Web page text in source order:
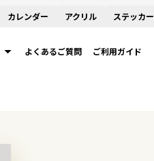
カレンダー アクリル ステッカー
よくあるご質問 ご利用ガイド